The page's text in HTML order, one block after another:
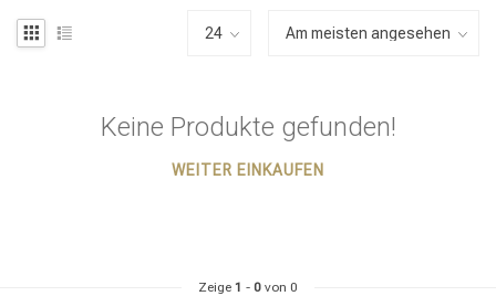
Keine Produkte gefunden!
WEITER EINKAUFEN
Zeige 1 - 0 von 0